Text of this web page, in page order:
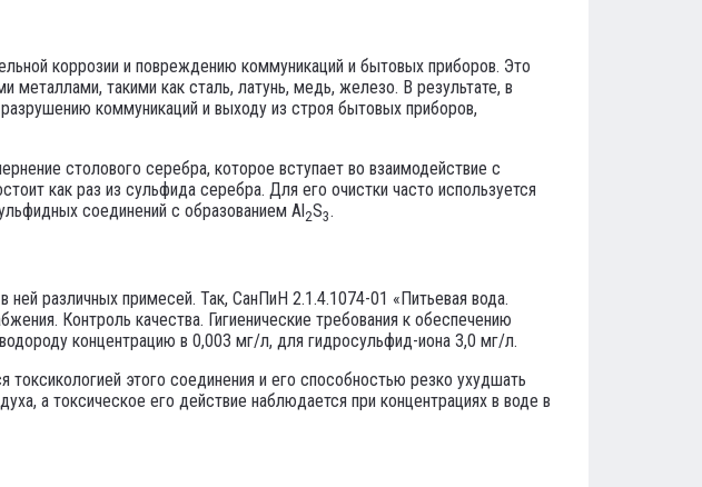
коррозии и повреждению коммуникаций и бытовых приборов. Это
такими как сталь, латунь, медь, железо. В результате, в
коммуникаций и выходу из строя бытовых приборов,
столового серебра, которое вступает во взаимодействие с
как раз из сульфида серебра. Для его очистки часто используется
соединений с образованием Al2S3.
различных примесей. Так, СанПиН 2.1.4.1074-01 «Питьевая вода.
Контроль качества. Гигиенические требования к обеспечению
концентрацию в 0,003 мг/л, для гидросульфид-иона 3,0 мг/л.
этого соединения и его способностью резко ухудшать
а токсическое его действие наблюдается при концентрациях в воде в